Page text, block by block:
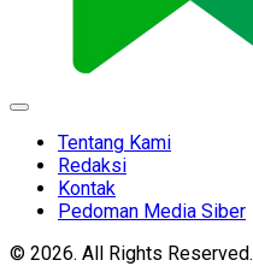
Expand
Tentang Kami
Redaksi
Kontak
Pedoman Media Siber
© 2026. All Rights Reserved.